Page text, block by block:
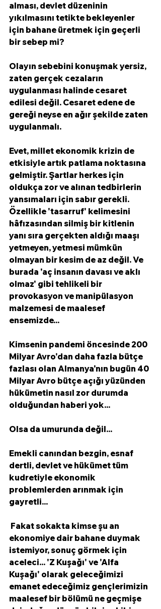
alması, devlet düzeninin
yıkılmasını tetikte bekleyenler
için bahane üretmek için geçerli
bir sebep mi?
Olayın sebebini konuşmak yersiz,
zaten gerçek cezaların
uygulanması halinde cesaret
edilesi değil. Cesaret edene de
gereği neyse en ağır şekilde zaten
uygulanmalı.
Evet, millet ekonomik krizin de
etkisiyle artık patlama noktasına
gelmiştir. Şartlar herkes için
oldukça zor ve alınan tedbirlerin
yansımaları için sabır gerekli.
Özellikle 'tasarruf' kelimesini
hâfızasından silmiş bir kitlenin
yanı sıra gerçekten aldığı maaşı
yetmeyen, yetmesi mümkün
olmayan bir kesim de az değil. Ve
burada 'aç insanın davası ve aklı
olmaz' gibi tehlikeli bir
provokasyon ve manipülasyon
malzemesi de maalesef
ensemizde...
Kimsenin pandemi öncesinde 200
Milyar Avro'dan daha fazla bütçe
fazlası olan Almanya'nın bugün 40
Milyar Avro bütçe açığı yüzünden
hükümetin nasıl zor durumda
olduğundan haberi yok...
Olsa da umurunda değil...
Emekli canından bezgin, esnaf
dertli, devlet ve hükümet tüm
kudretiyle ekonomik
problemlerden arınmak için
gayretli...
ekonomiye dair bahane duymak
istemiyor, sonuç görmek için
aceleci... 'Z Kuşağı' ve 'Alfa
Kuşağı' olarak geleceğimizi
emanet edeceğimiz gençlerimizin
maalesef bir bölümü ne geçmişe